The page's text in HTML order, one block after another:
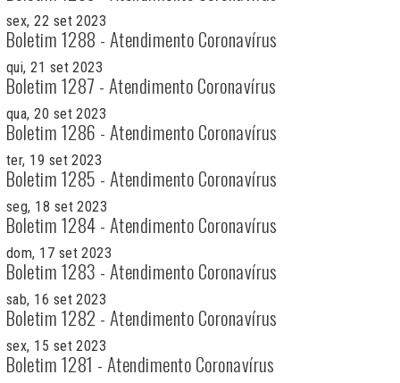
sex, 22 set 2023
Boletim 1288 - Atendimento Coronavírus
qui, 21 set 2023
Boletim 1287 - Atendimento Coronavírus
qua, 20 set 2023
Boletim 1286 - Atendimento Coronavírus
ter, 19 set 2023
Boletim 1285 - Atendimento Coronavírus
seg, 18 set 2023
Boletim 1284 - Atendimento Coronavírus
dom, 17 set 2023
Boletim 1283 - Atendimento Coronavírus
sab, 16 set 2023
Boletim 1282 - Atendimento Coronavírus
sex, 15 set 2023
Boletim 1281 - Atendimento Coronavírus